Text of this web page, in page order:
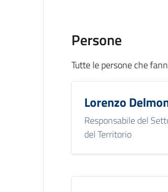
Persone
Tutte le persone che
Lorenzo
Responsabile del
del Territorio